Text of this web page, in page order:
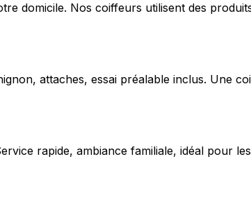
domicile. Nos coiffeurs utilisent des
attaches, essai préalable inclus. Une
rapide, ambiance familiale, idéal pour